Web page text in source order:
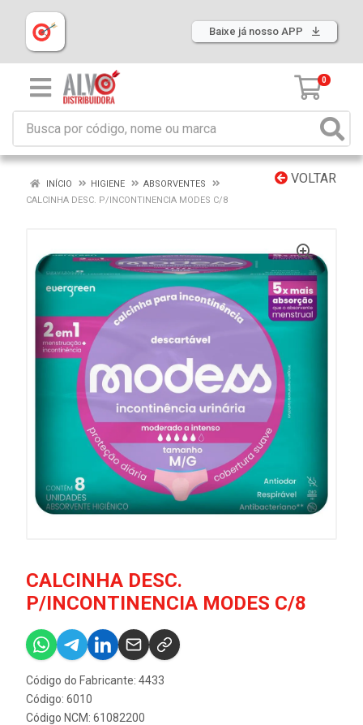
Baixe já nosso APP
0
VOLTAR
INÍCIO HIGIENE
ABSORVENTES
CALCINHA DESC. P/INCONTINENCIA MODES C/8
CALCINHA DESC.
P/INCONTINENCIA MODES C/8
Código do Fabricante: 4433
Código: 6010
Código NCM: 61082200